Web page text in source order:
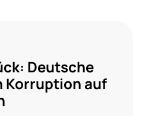
Deutsche
Korruption auf